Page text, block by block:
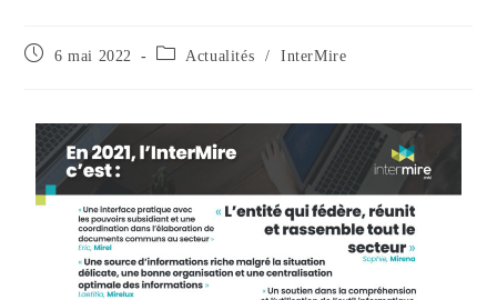
6 mai 2022 Actualités / InterMire